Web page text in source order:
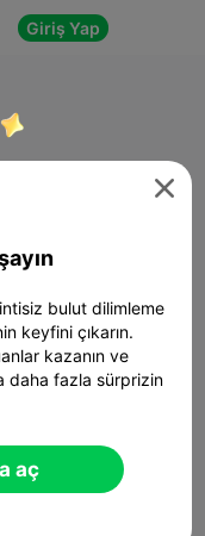
Giriş Yap

bulut dilimleme
keyfini çıkarın.
kazanın ve
daha fazla sürprizin
aç